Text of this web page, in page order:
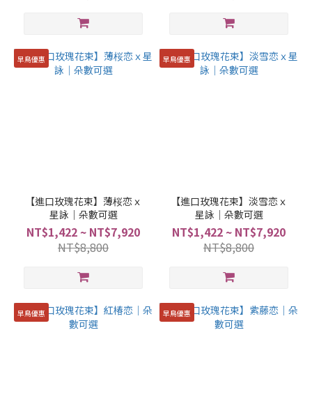
早鳥優惠
【進口玫瑰花束】薄桜恋ｘ
星詠｜朵數可選
NT$1,422 ~ NT$7,920
NT$8,800
早鳥優惠
【進口玫瑰花束】淡雪恋ｘ
星詠｜朵數可選
NT$1,422 ~ NT$7,920
NT$8,800
早鳥優惠 早鳥優惠